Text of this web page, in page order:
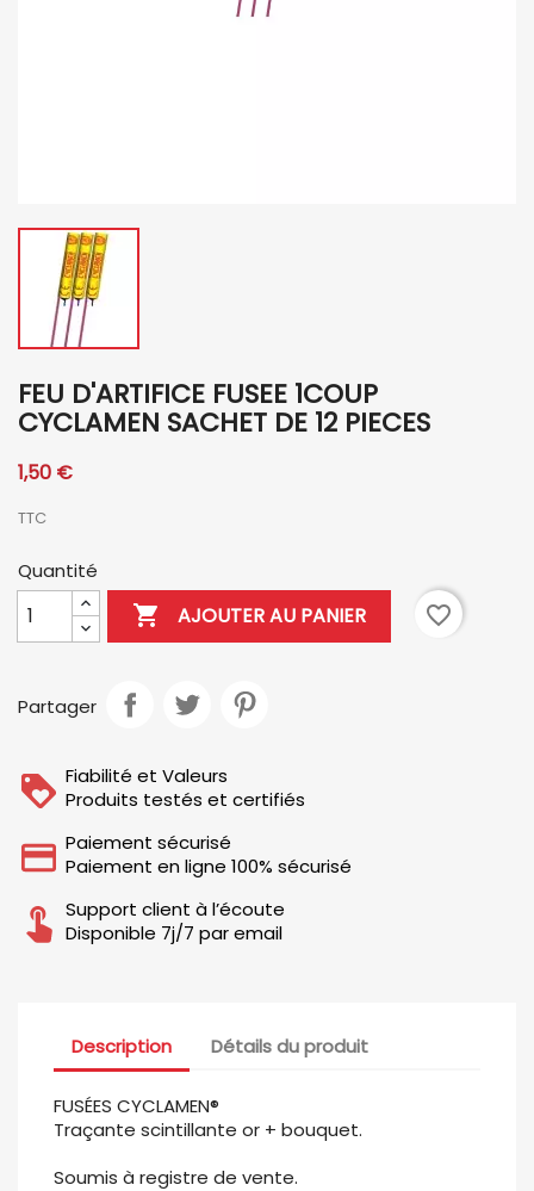
FEU D'ARTIFICE FUSEE 1COUP
CYCLAMEN SACHET DE 12 PIECES
1,50 €
TTC
Quantité
 AJOUTER AU PANIER favorite_border
Partager
Fiabilité et Valeurs
Produits testés et certifiés
Paiement sécurisé
Paiement en ligne 100% sécurisé
Support client à l’écoute
Disponible 7j/7 par email
Description Détails du produit
FUSÉES CYCLAMEN®
Traçante scintillante or + bouquet.
Soumis à registre de vente.